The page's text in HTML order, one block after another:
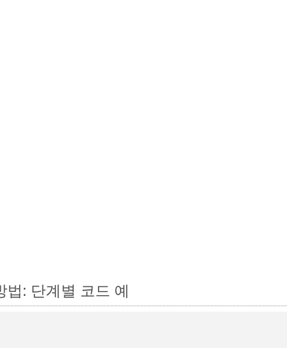
법: 단계별 코드 예